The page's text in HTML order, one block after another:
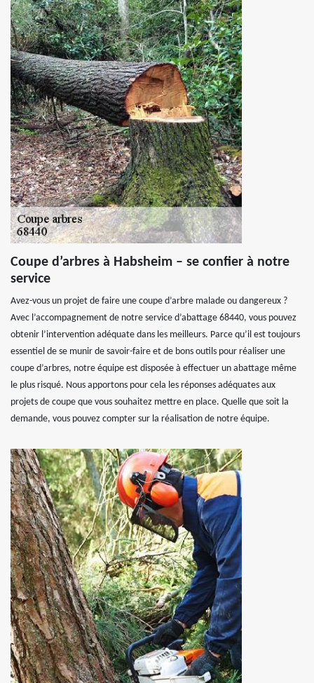
Coupe d’arbres à Habsheim – se confier à notre
service
Avez-vous un projet de faire une coupe d’arbre malade ou dangereux ?
Avec l’accompagnement de notre service d’abattage 68440, vous pouvez
obtenir l’intervention adéquate dans les meilleurs. Parce qu’il est toujours
essentiel de se munir de savoir-faire et de bons outils pour réaliser une
coupe d’arbres, notre équipe est disposée à effectuer un abattage même
le plus risqué. Nous apportons pour cela les réponses adéquates aux
projets de coupe que vous souhaitez mettre en place. Quelle que soit la
demande, vous pouvez compter sur la réalisation de notre équipe.